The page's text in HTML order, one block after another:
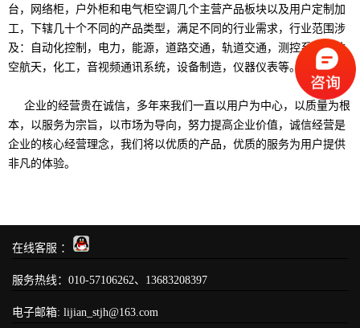
台，网络柜，户外柜和电气柜空调几个主营产品板块以及用户定制加
工，下辖几十个不同的产品类型，满足不同的行业需求，行业范围涉
及：自动化控制，电力，能源，道路交通，轨道交通，测控系统，航
空航天，化工，音视频通讯系统，设备制造，仪器仪表等。
企业的经营贵在诚信，多年来我们一直以用户为中心，以质量为根
本，以服务为宗旨，以市场为导向，努力提高企业价值，诚信经营是
企业的核心经营理念，我们将以优质的产品，优质的服务为用户提供
非凡的体验。
在线客服 ：
服务热线：010-57106262、13683208397
电子邮箱: lijian_stjh@163.com